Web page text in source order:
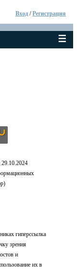
Вход /Регистрация
гиперссылка
зрения
и
их в